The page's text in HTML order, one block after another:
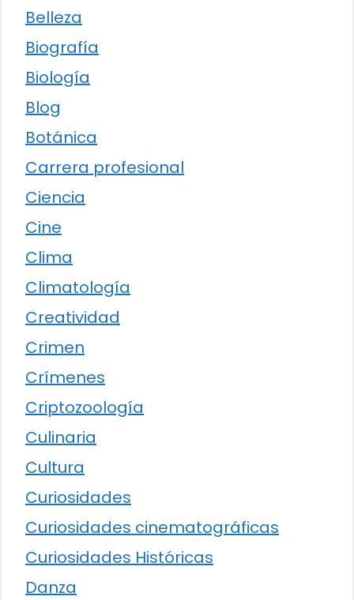
Belleza
Biografía
Biología
Blog
Botánica
Carrera profesional
Ciencia
Cine
Clima
Climatología
Creatividad
Crimen
Crímenes
Criptozoología
Culinaria
Cultura
Curiosidades
Curiosidades cinematográficas
Curiosidades Históricas
Danza